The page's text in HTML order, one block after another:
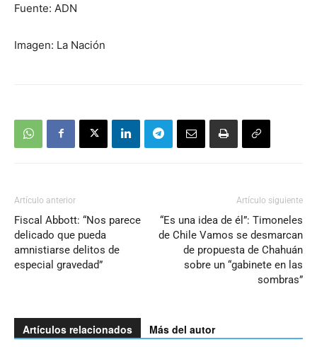
Fuente: ADN
Imagen: La Nación
Artículo anterior
Fiscal Abbott: “Nos parece
delicado que pueda
amnistiarse delitos de
especial gravedad”
Artículo siguiente
“Es una idea de él”: Timoneles
de Chile Vamos se desmarcan
de propuesta de Chahuán
sobre un “gabinete en las
sombras”
Artículos relacionados Más del autor